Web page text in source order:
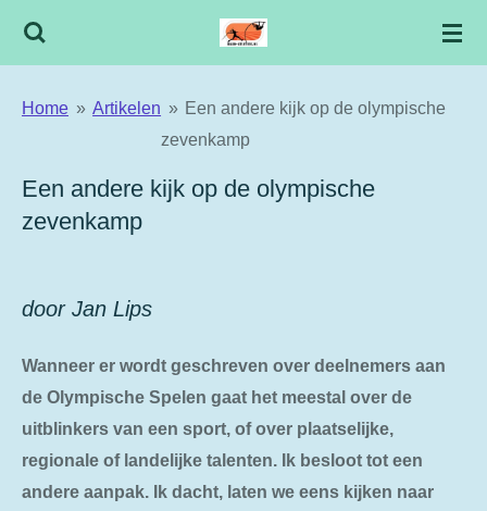
Ga
de
Home » Artikelen » Een andere kijk op de olympische
zevenkamp
Een andere kijk op de olympische
zevenkamp
door Jan Lips
Wanneer er wordt geschreven over deelnemers aan
de Olympische Spelen gaat het meestal over de
uitblinkers van een sport, of over plaatselijke,
regionale of landelijke talenten. Ik besloot tot een
andere aanpak. Ik dacht, laten we eens kijken naar